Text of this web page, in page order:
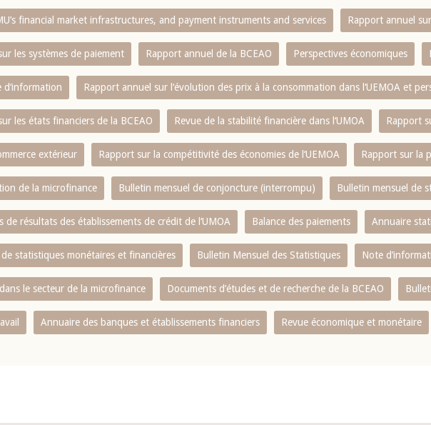
financial market infrastructures, and payment instruments and services Rapport annuel
les systèmes de paiement Rapport annuel de la BCEAO Perspectives économiques
Rapport annuel sur l‘évolution des prix à la consommation dans l‘UEMOA et
les états financiers de la BCEAO Revue de la stabilité financière dans l‘UMOA Rapport
extérieur Rapport sur la compétitivité des économies de l‘UEMOA Rapport sur la
de la microfinance Bulletin mensuel de conjoncture (interrompu) Bulletin mensuel de
de résultats des établissements de crédit de l‘UMOA Balance des paiements Annuaire
statistiques monétaires et financières Bulletin Mensuel des Statistiques Note
le secteur de la microfinance Documents d’études et de recherche de la BCEAO
Annuaire des banques et établissements financiers Revue économique et monétaire